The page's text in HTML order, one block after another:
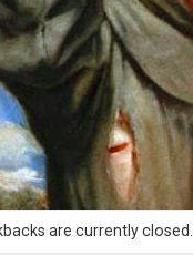
are currently closed.